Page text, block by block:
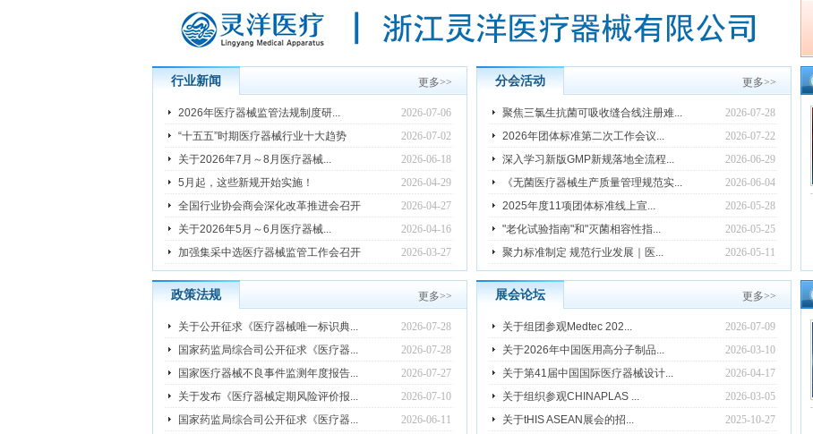
行业新闻 更多>>
2026年医疗器械监管法规制度研...
2026-07-06
“十五五”时期医疗器械行业十大趋势
2026-07-02
关于2026年7月～8月医疗器械...
2026-06-18
5月起，这些新规开始实施！
2026-04-29
全国行业协会商会深化改革推进会召开
2026-04-27
关于2026年5月～6月医疗器械...
2026-04-16
加强集采中选医疗器械监管工作会召开
2026-03-27
分会活动 更多>>
聚焦三氯生抗菌可吸收缝合线注册难...
2026-07-28
2026年团体标准第二次工作会议...
2026-07-22
深入学习新版GMP新规落地全流程...
2026-06-29
《无菌医疗器械生产质量管理规范实...
2026-06-04
2025年度11项团体标准线上宣...
2026-05-28
"老化试验指南"和"灭菌相容性指...
2026-05-25
聚力标准制定 规范行业发展｜医...
2026-05-11
政策法规 更多>>
关于公开征求《医疗器械唯一标识典...
2026-07-28
国家药监局综合司公开征求《医疗器...
2026-07-28
国家医疗器械不良事件监测年度报告...
2026-07-27
关于发布《医疗器械定期风险评价报...
2026-07-10
国家药监局综合司公开征求《医疗器...
2026-06-11
展会论坛 更多>>
关于组团参观Medtec 202...
2026-07-09
关于2026年中国医用高分子制品...
2026-03-10
关于第41届中国国际医疗器械设计...
2026-04-17
关于组织参观CHINAPLAS ...
2026-03-05
关于tHIS ASEAN展会的招...
2025-10-27